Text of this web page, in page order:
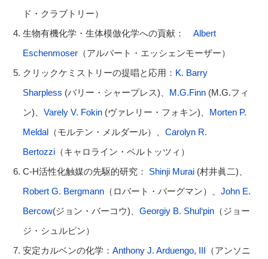
ド・クラブトリー）
生物有機化学・生体模倣化学への貢献： Albert
Eschenmoser（アルバート・エッシェンモーザー）
クリックケミストリーの提唱と応用： K. Barry
Sharpless (バリー・シャープレス)、 M.G.Finn (M.G.フィ
ン)、 Varely V. Fokin(ヴァレリー・フォキン)、 Morten P.
Meldal（モルテン・メルダール）、 Carolyn R.
Bertozzi（キャロライン・ベルトッツィ）
C-H活性化触媒の先駆的研究： Shinji Murai(村井眞二)、
Robert G. Bergmann（ロバート・バーグマン）、 John E.
Bercow(ジョン・バーコウ)、 Georgiy B. Shul‘pin（ジョー
ジ・シュルピン）
安定カルベンの化学： Anthony J. Arduengo, III （アンソニ